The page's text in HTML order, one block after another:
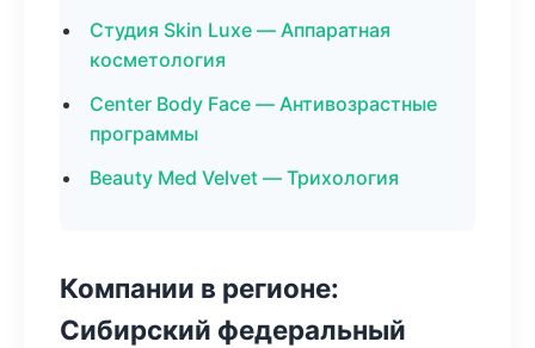
Студия Skin Luxe — Аппаратная
косметология
Center Body Face — Антивозрастные
программы
Beauty Med Velvet — Трихология
Компании в регионе:
Сибирский федеральный